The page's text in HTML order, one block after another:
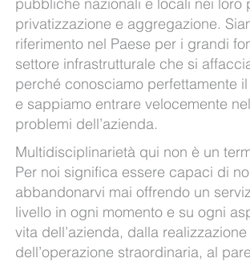
privatizzazione e aggregazione.
riferimento nel Paese per i grandi
settore infrastrutturale che si
perché conosciamo perfettamente
e sappiamo entrare velocemente
problemi dell’azienda.
Multidisciplinarietà qui non è un
Per noi significa essere capaci di
abbandonarvi mai offrendo un
livello in ogni momento e su ogni
vita dell’azienda, dalla realizzazione
dell’operazione straordinaria, al